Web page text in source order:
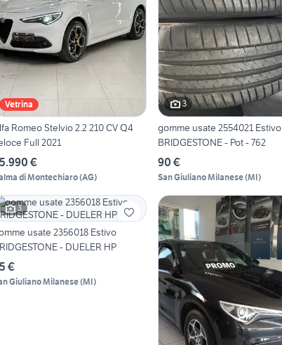
Vetrina
Romeo Stelvio 2.2 210 CV Q4
Full 2021
€
di Montechiaro(AG)
3
gomme usate 2554021 Estivo
BRIDGESTONE - Pot - 762
90 €
San Giuliano Milanese(MI)
3
usate 2356018 Estivo
- DUELER HP
€
Giuliano Milanese(MI)